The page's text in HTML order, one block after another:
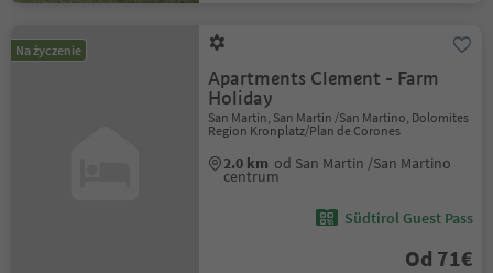
Na życzenie
Apartments Clement - Farm
Holiday
San Martin, San Martin /San Martino, Dolomites
Region Kronplatz/Plan de Corones
2.0 km od San Martin /San Martino
centrum
Südtirol Guest Pass
Od 71€